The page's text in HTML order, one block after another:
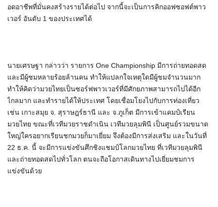
อดอาชีพที่มั่นคงสร้างรายได้ต่อไป จากนี้จะเป็นการคิกออฟซอฟต์พาว
เวอร์ อันดับ 1 ของประเทศได้
นายเศรษฐา กล่าวว่า รายการ One Championship มีการถ่ายทอดสด
และมีผู้ชมหลายร้อยล้านคน ทำให้แปลกใจเหตุใดมีผู้ชมจำนวนมาก
ทำให้คิดว่ามวยไทยเป็นซอร์ฟพาวเวอร์ที่มีศักยภาพสามารถไปได้อีก
ไกลมาก และทำรายได้ให้ประเทศ โดยเชื่อมโยงไปกับการท่องเที่ยว
เช่น เกาะสมุย จ. สุราษฎร์ธานี และ จ.ภูเก็ต มีการเข้าแคมป์เรียน
มวยไทย ขณะที่เวทีมวยราชดำเนิน เวทีมวยลุมพินี เป็นศูนย์รวมขนาด
ใหญ่ใครอยากเรียนชกมวยก็มาเยี่ยม จึงต้องมีการส่งเสริม และในวันที่
22 ธ.ค. นี้ จะมีการแข่งขันศึกชิงแชมป์โลกมวยไทย ที่เวทีมวยลุมพินี
และถ่ายทอดสดไปทั่วโลก ตนจะถือโอกาสเดินทางไปเยี่ยมชมการ
แข่งขันด้วย